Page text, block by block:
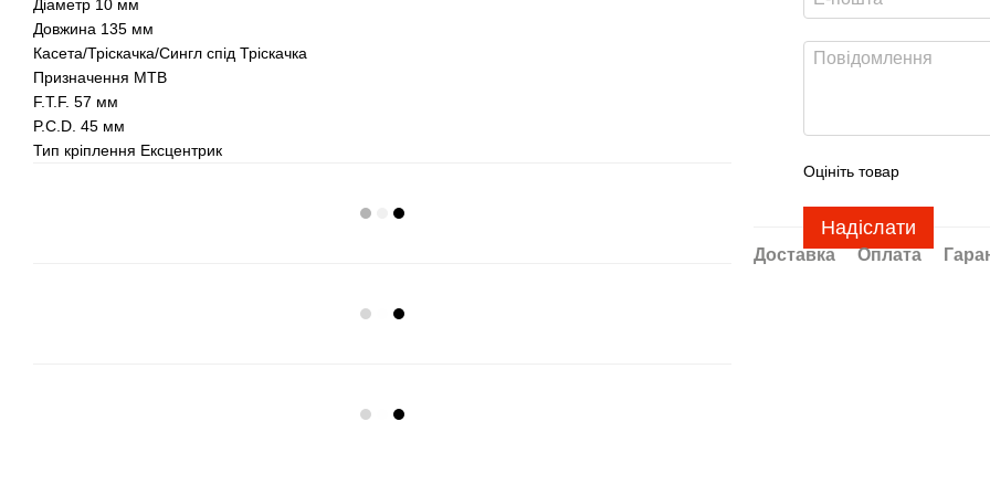
Діаметр 10 мм
Довжина 135 мм
Касета/Тріскачка/Сингл спід Тріскачка
Призначення МТВ
F.T.F. 57 мм
P.C.D. 45 мм
Тип кріплення Ексцентрик
Оцініть товар
Надіслати
Доставка Оплата